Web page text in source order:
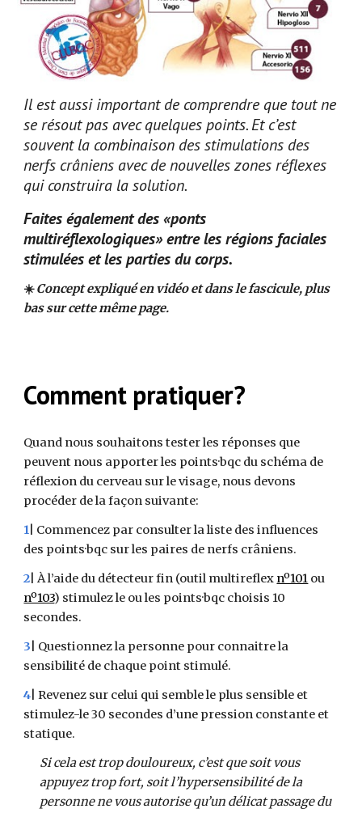
Il est aussi important de comprendre que tout ne
se résout pas avec quelques points. Et c’est
souvent la combinaison des stimulations des
nerfs crâniens avec de nouvelles zones réflexes
qui construira la solution.
Faites également des «ponts
multiréflexologiques» entre les régions faciales
stimulées et les parties du corps.
☀️Concept expliqué en vidéo et dans le fascicule, plus
bas sur cette même page.
Comment pratiquer?
Quand nous souhaitons tester les réponses que
peuvent nous apporter les points·bqc du schéma de
réflexion du cerveau sur le visage, nous devons
procéder de la façon suivante:
1 | Commencez par consulter la liste des influences
des points·bqc sur les paires de nerfs crâniens.
2 | À l’aide du détecteur fin (outil multireflex nº101 ou
nº103) stimulez le ou les points·bqc choisis 10
secondes.
3 | Questionnez la personne pour connaitre la
sensibilité de chaque point stimulé.
4 | Revenez sur celui qui semble le plus sensible et
stimulez-le 30 secondes d’une pression constante et
statique.
Si cela est trop douloureux, c’est que soit vous
appuyez trop fort, soit l’hypersensibilité de la
personne ne vous autorise qu’un délicat passage du